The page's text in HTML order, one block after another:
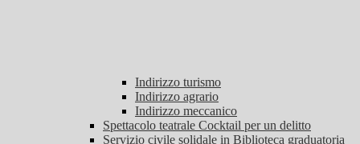
Indirizzo turismo
Indirizzo agrario
Indirizzo meccanico
Spettacolo teatrale Cocktail per un delitto
Servizio civile solidale in Biblioteca graduatoria